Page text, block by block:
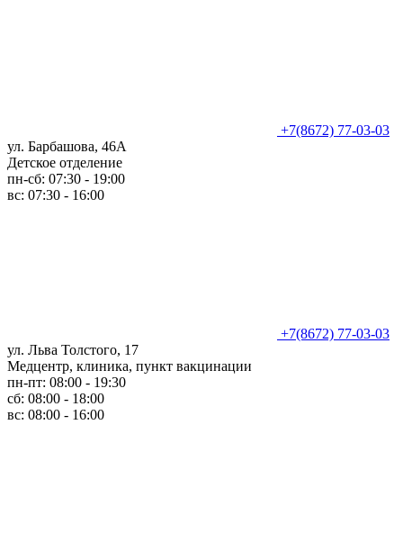
+7(8672) 77-03-03
ул. Барбашова, 46А
Детское отделение
пн-сб: 07:30 - 19:00
вс: 07:30 - 16:00
+7(8672) 77-03-03
ул. Льва Толстого, 17
Медцентр, клиника, пункт вакцинации
пн-пт: 08:00 - 19:30
сб: 08:00 - 18:00
вс: 08:00 - 16:00